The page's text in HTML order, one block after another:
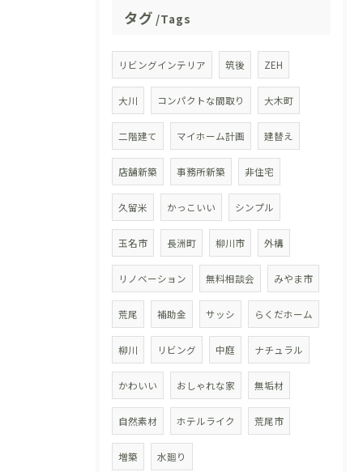
タグ Tags
リビングインテリア 筑後 ZEH
大川 コンパクトな間取り 大木町
二階建て マイホーム計画 建替え
店舗新築 事務所新築 非住宅
久留米 かっこいい シンプル
玉名市 長洲町 柳川市 外構
リノベーション 無料相談会 みやま市
荒尾 補助金 サッシ らくだホーム
柳川 リビング 中庭 ナチュラル
かわいい おしゃれな家 無垢材
自然素材 ホテルライク 荒尾市
増築 水廻り